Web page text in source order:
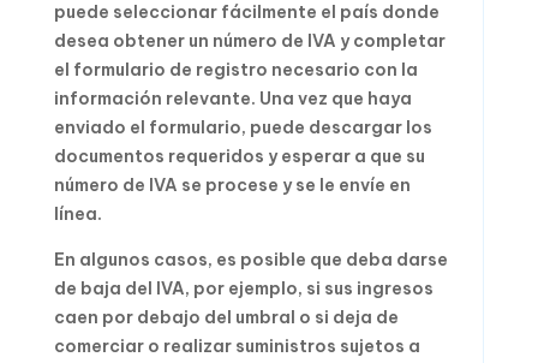
puede seleccionar fácilmente el país donde
desea obtener un número de IVA y completar
el formulario de registro necesario con la
información relevante. Una vez que haya
enviado el formulario, puede descargar los
documentos requeridos y esperar a que su
número de IVA se procese y se le envíe en
línea.
En algunos casos, es posible que deba darse
de baja del IVA, por ejemplo, si sus ingresos
caen por debajo del umbral o si deja de
comerciar o realizar suministros sujetos a